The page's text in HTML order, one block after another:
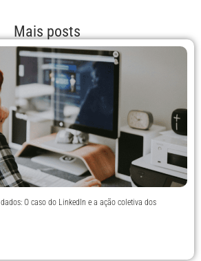
Mais posts
O caso do LinkedIn e a ação coletiva dos